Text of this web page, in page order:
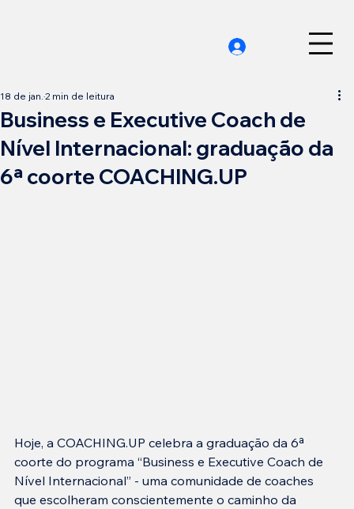
Business e Executive Coach de
Nível Internacional: graduação da
6ª coorte COACHING.UP
18 de jan. 2 min de leitura
Hoje, a COACHING.UP celebra a graduação da 6ª
coorte do programa “Business e Executive Coach de
Nível Internacional” - uma comunidade de coaches
que escolheram conscientemente o caminho da